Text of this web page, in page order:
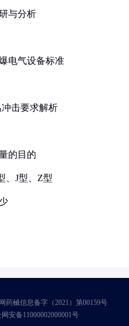
与分析
电气设备标准
击要求解析
的目的
、J型、Z型
药械信息备字（2021）第00159号
安备11000002000001号